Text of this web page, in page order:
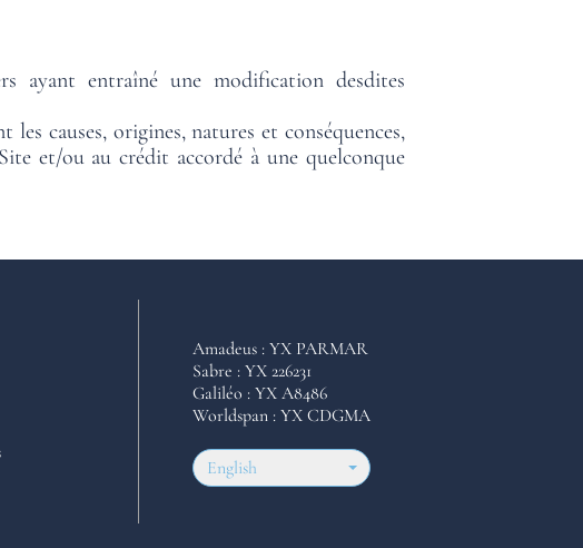
ayant entraîné une modification desdites
causes, origines, natures et conséquences,
et/ou au crédit accordé à une quelconque
Amadeus : YX PARMAR
Sabre : YX 226231
Galiléo : YX A8486
Worldspan : YX CDGMA
English